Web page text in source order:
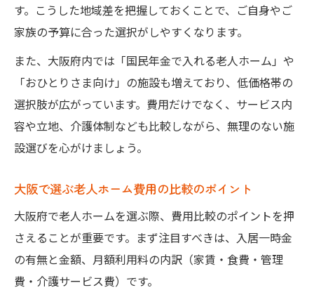
老人ホーム費用の自己負担を抑える方法
自己負担軽減につながる費用比較のコツ
老人ホーム費用が払えない時の相談先を知
る
費用面で妥協しない老人ホームの賢い比較
法
老人ホーム費用と自己負担割合のポイント
老人ホーム選びで気になるシミュレーション活
老人ホーム費用シミュレーションの使い方
解説
費用シミュレーションで将来負担を見える
す。こうした地域差を把握しておくことで、ご自身やご
家族の予算に合った選択がしやすくなります。
また、大阪府内では「国民年金で入れる老人ホーム」や
「おひとりさま向け」の施設も増えており、低価格帯の
選択肢が広がっています。費用だけでなく、サービス内
容や立地、介護体制なども比較しながら、無理のない施
設選びを心がけましょう。
大阪で選ぶ老人ホーム費用の比較のポイント
大阪府で老人ホームを選ぶ際、費用比較のポイントを押
さえることが重要です。まず注目すべきは、入居一時金
の有無と金額、月額利用料の内訳（家賃・食費・管理
費・介護サービス費）です。